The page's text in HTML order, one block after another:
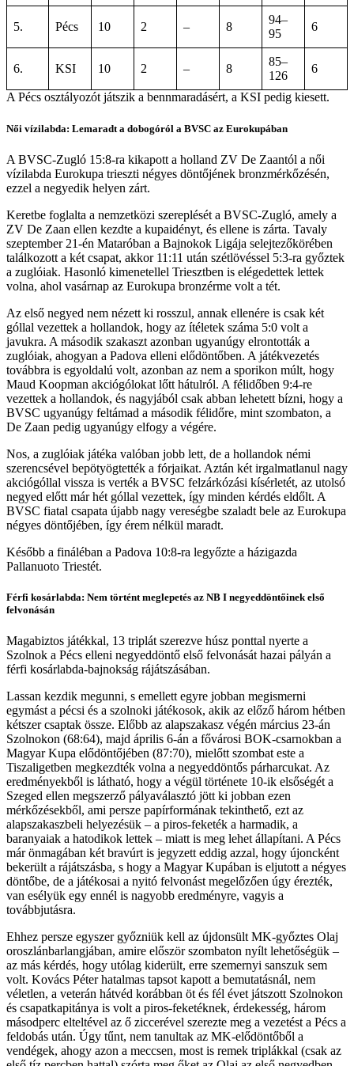
5. Pécs 10 2 – 8
94–
95
6
6. KSI 10 2 – 8
85–
126
6
A Pécs osztályozót játszik a bennmaradásért, a KSI pedig kiesett.
Női vízilabda: Lemaradt a dobogóról a BVSC az Eurokupában
A BVSC-Zugló 15:8-ra kikapott a holland ZV De Zaantól a női
vízilabda Eurokupa trieszti négyes döntőjének bronzmérkőzésén,
ezzel a negyedik helyen zárt.
Keretbe foglalta a nemzetközi szereplését a BVSC-Zugló, amely a
ZV De Zaan ellen kezdte a kupaidényt, és ellene is zárta. Tavaly
szeptember 21-én Mataróban a Bajnokok Ligája selejtezőkörében
találkozott a két csapat, akkor 11:11 után szétlövéssel 5:3-ra győztek
a zuglóiak. Hasonló kimenetellel Triesztben is elégedettek lettek
volna, ahol vasárnap az Eurokupa bronzérme volt a tét.
Az első negyed nem nézett ki rosszul, annak ellenére is csak két
góllal vezettek a hollandok, hogy az ítéletek száma 5:0 volt a
javukra. A második szakaszt azonban ugyanúgy elrontották a
zuglóiak, ahogyan a Padova elleni elődöntőben. A játékvezetés
továbbra is egyoldalú volt, azonban az nem a sporikon múlt, hogy
Maud Koopman akciógólokat lőtt hátulról. A félidőben 9:4-re
vezettek a hollandok, és nagyjából csak abban lehetett bízni, hogy a
BVSC ugyanúgy feltámad a második félidőre, mint szombaton, a
De Zaan pedig ugyanúgy elfogy a végére.
Nos, a zuglóiak játéka valóban jobb lett, de a hollandok némi
szerencsével bepötyögtették a fórjaikat. Aztán két irgalmatlanul nagy
akciógóllal vissza is verték a BVSC felzárkózási kísérletét, az utolsó
negyed előtt már hét góllal vezettek, így minden kérdés eldőlt. A
BVSC fiatal csapata újabb nagy vereségbe szaladt bele az Eurokupa
négyes döntőjében, így érem nélkül maradt.
Később a fináléban a Padova 10:8-ra legyőzte a házigazda
Pallanuoto Triestét.
Férfi kosárlabda: Nem történt meglepetés az NB I negyeddöntőinek első
felvonásán
Magabiztos játékkal, 13 triplát szerezve húsz ponttal nyerte a
Szolnok a Pécs elleni negyeddöntő első felvonását hazai pályán a
férfi kosárlabda-bajnokság rájátszásában.
Lassan kezdik megunni, s emellett egyre jobban megismerni
egymást a pécsi és a szolnoki játékosok, akik az előző három hétben
kétszer csaptak össze. Előbb az alapszakasz végén március 23-án
Szolnokon (68:64), majd április 6-án a fővárosi BOK-csarnokban a
Magyar Kupa elődöntőjében (87:70), mielőtt szombat este a
Tiszaligetben megkezdték volna a negyeddöntős párharcukat. Az
eredményekből is látható, hogy a végül története 10-ik elsőségét a
Szeged ellen megszerző pályaválasztó jött ki jobban ezen
mérkőzésekből, ami persze papírformának tekinthető, ezt az
alapszakaszbeli helyezésük – a piros-feketék a harmadik, a
baranyaiak a hatodikok lettek – miatt is meg lehet állapítani. A Pécs
már önmagában két bravúrt is jegyzett eddig azzal, hogy újoncként
bekerült a rájátszásba, s hogy a Magyar Kupában is eljutott a négyes
döntőbe, de a játékosai a nyitó felvonást megelőzően úgy érezték,
van esélyük egy ennél is nagyobb eredményre, vagyis a
továbbjutásra.
Ehhez persze egyszer győzniük kell az újdonsült MK-győztes Olaj
oroszlánbarlangjában, amire először szombaton nyílt lehetőségük –
az más kérdés, hogy utólag kiderült, erre szemernyi sanszuk sem
volt. Kovács Péter hatalmas tapsot kapott a bemutatásnál, nem
véletlen, a veterán hátvéd korábban öt és fél évet játszott Szolnokon
és csapatkapitánya is volt a piros-feketéknek, érdekesség, három
másodperc elteltével az ő ziccerével szerezte meg a vezetést a Pécs a
feldobás után. Úgy tűnt, nem tanultak az MK-elődöntőből a
vendégek, ahogy azon a meccsen, most is remek triplákkal (csak az